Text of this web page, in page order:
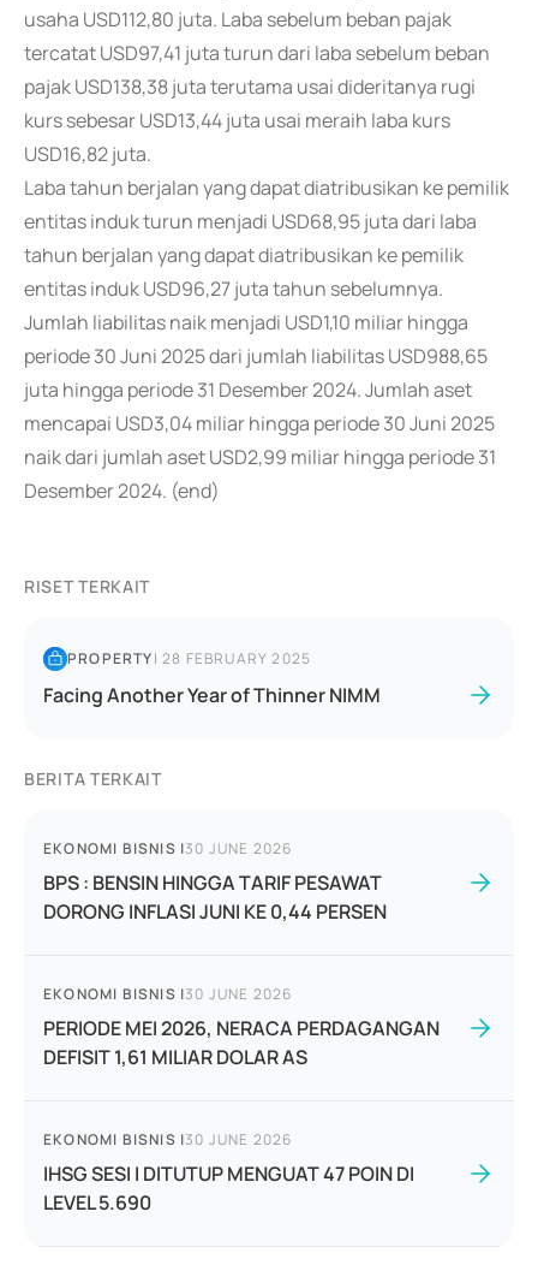
usaha USD112,80 juta. Laba sebelum beban pajak
tercatat USD97,41 juta turun dari laba sebelum beban
pajak USD138,38 juta terutama usai dideritanya rugi
kurs sebesar USD13,44 juta usai meraih laba kurs
USD16,82 juta.
Laba tahun berjalan yang dapat diatribusikan ke pemilik
entitas induk turun menjadi USD68,95 juta dari laba
tahun berjalan yang dapat diatribusikan ke pemilik
entitas induk USD96,27 juta tahun sebelumnya.
Jumlah liabilitas naik menjadi USD1,10 miliar hingga
periode 30 Juni 2025 dari jumlah liabilitas USD988,65
juta hingga periode 31 Desember 2024. Jumlah aset
mencapai USD3,04 miliar hingga periode 30 Juni 2025
naik dari jumlah aset USD2,99 miliar hingga periode 31
Desember 2024. (end)
RISET TERKAIT
PROPERTY|28 FEBRUARY 2025
Facing Another Year of Thinner NIMM
BERITA TERKAIT
EKONOMI BISNIS |30 JUNE 2026
BPS : BENSIN HINGGA TARIF PESAWAT
DORONG INFLASI JUNI KE 0,44 PERSEN
EKONOMI BISNIS |30 JUNE 2026
PERIODE MEI 2026, NERACA PERDAGANGAN
DEFISIT 1,61 MILIAR DOLAR AS
EKONOMI BISNIS |30 JUNE 2026
IHSG SESI I DITUTUP MENGUAT 47 POIN DI
LEVEL 5.690